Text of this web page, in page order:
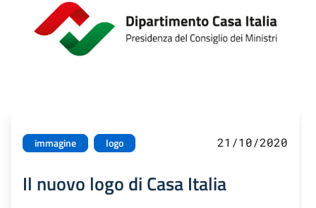
immagine logo 21/10/2020
Il nuovo logo di Casa Italia